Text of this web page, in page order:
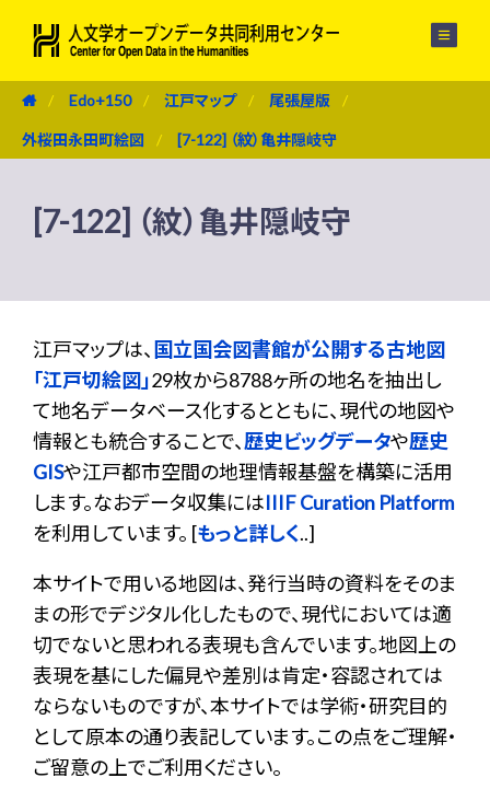
Edo+150 江戸マップ 尾張屋版
外桜田永田町絵図 [7-122] （紋）亀井隠岐守
[7-122] （紋）亀井隠岐守
江戸マップは、 国立国会図書館が公開する古地図
「江戸切絵図」29枚から8788ヶ所の地名を抽出し
て地名データベース化するとともに、現代の地図や
情報とも統合することで、歴史ビッグデータや歴史
GISや江戸都市空間の地理情報基盤を構築に活用
します。なおデータ収集にはIIIF Curation Platform
を利用しています。 [もっと詳しく..]
本サイトで用いる地図は、発行当時の資料をそのま
まの形でデジタル化したもので、現代においては適
切でないと思われる表現も含んでいます。地図上の
表現を基にした偏見や差別は肯定・容認されては
ならないものですが、本サイトでは学術・研究目的
として原本の通り表記しています。この点をご理解・
ご留意の上でご利用ください。